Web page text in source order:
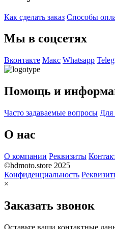
Как сделать заказ Способы
Мы в соцсетях
Вконтакте Макс Whatsapp
Помощь и
Часто задаваемые вопросы Для
О нас
О компании Реквизиты
©hdmoto.store 2025
Конфиденциальность
×
Заказать звонок
Оставьте ваши контактные